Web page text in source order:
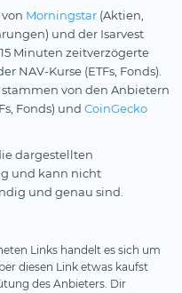
Morningstar (Aktien,
und der Isarvest
Minuten zeitverzögerte
NAV-Kurse (ETFs, Fonds).
stammen von den Anbietern
Fonds) und CoinGecko
dargestellten
und kann nicht
und genau sind.
Links handelt es sich um
diesen Link etwas kaufst
des Anbieters. Dir